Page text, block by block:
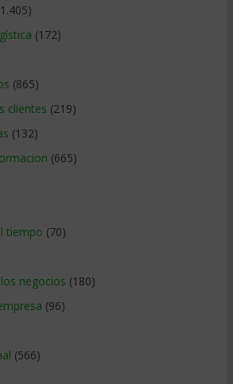
(172)
(865)
clientes (219)
(132)
(665)
tiempo (70)
negocios (180)
(96)
(566)